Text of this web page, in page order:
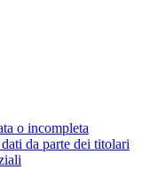
o incompleta
da parte dei titolari